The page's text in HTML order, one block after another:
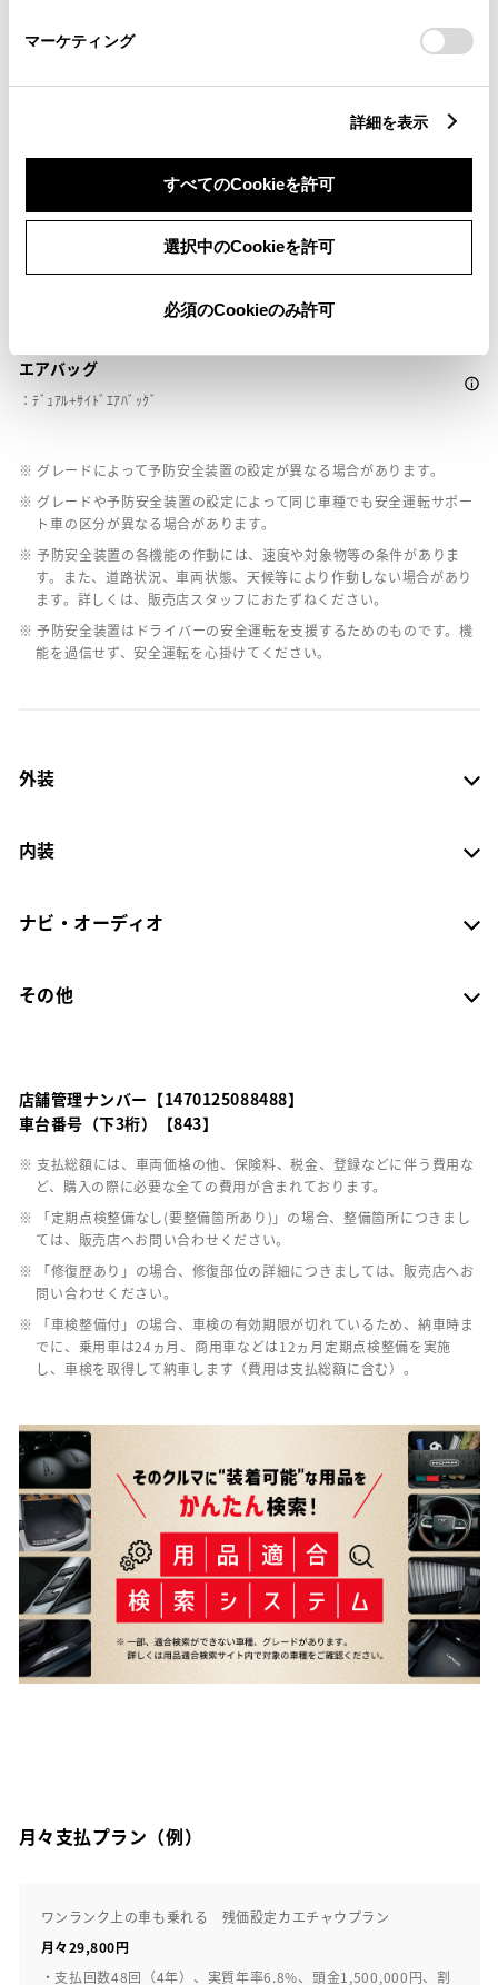
マーケティング
詳細を表示
すべてのCookieを許可
選択中のCookieを許可
必須のCookieのみ許可
※ 記録媒体(SDカード等)は別途ご購入いただく場合がございます
パノラミックビューモニター（全周囲カメラ）
エアバッグ
：ﾃﾞｭｱﾙ+ｻｲﾄﾞｴｱﾊﾞｯｸﾞ
※ グレードによって予防安全装置の設定が異なる場合があります。
※ グレードや予防安全装置の設定によって同じ車種でも安全運転サポー
ト車の区分が異なる場合があります。
※ 予防安全装置の各機能の作動には、速度や対象物等の条件がありま
す。また、道路状況、車両状態、天候等により作動しない場合があり
ます。詳しくは、販売店スタッフにおたずねください。
※ 予防安全装置はドライバーの安全運転を支援するためのものです。機
能を過信せず、安全運転を心掛けてください。
外装
内装
ナビ・オーディオ
その他
店舗管理ナンバー【1470125088488】
車台番号（下3桁）【843】
※ 支払総額には、車両価格の他、保険料、税金、登録などに伴う費用な
ど、購入の際に必要な全ての費用が含まれております。
※ 「定期点検整備なし(要整備箇所あり)」の場合、整備箇所につきまし
ては、販売店へお問い合わせください。
※ 「修復歴あり」の場合、修復部位の詳細につきましては、販売店へお
問い合わせください。
※ 「車検整備付」の場合、車検の有効期限が切れているため、納車時ま
でに、乗用車は24ヵ月、商用車などは12ヵ月定期点検整備を実施
し、車検を取得して納車します（費用は支払総額に含む）。
月々支払プラン（例）
ワンランク上の車も乗れる 残価設定カエチャウプラン
月々29,800円
・支払回数48回（4年）、実質年率6.8%、頭金1,500,000円、割